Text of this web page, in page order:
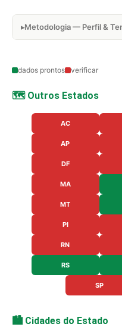
Metodologia — Perfil &
dados prontos verificar
🗺️ Outros Estados
AC
AP
DF
MA
MT
PI
RN
RS
SP
🏙️ Cidades do Estado